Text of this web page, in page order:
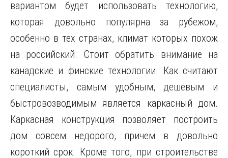
вариантом будет использовать технологию,
которая довольно популярна за рубежом,
особенно в тех странах, климат которых похож
на российский. Стоит обратить внимание на
канадские и финские технологии. Как считают
специалисты, самым удобным, дешевым и
быстровозводимым является каркасный дом.
Каркасная конструкция позволяет построить
дом совсем недорого, причем в довольно
короткий срок. Кроме того, при строительстве